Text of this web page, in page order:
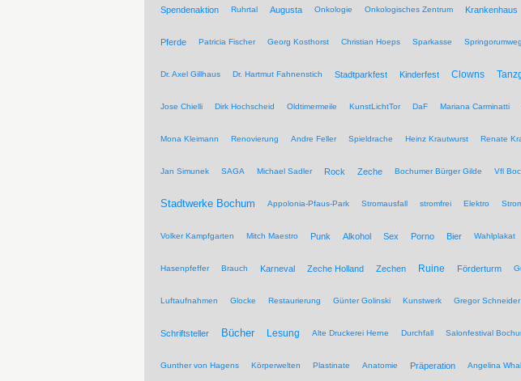
Spendenaktion Ruhrtal Augusta Onkologie Onkologisches Zentrum Krankenhaus
Pferde Patricia Fischer Georg Kosthorst Christian Hoeps Sparkasse Springorumweg
Dr. Axel Gillhaus Dr. Hartmut Fahnenstich Stadtparkfest Kinderfest Clowns
Jose Chielli Dirk Hochscheid Oldtimermeile KunstLichtTor DaF Mariana Carminatti
Mona Kleimann Renovierung Andre Feller Spieldrache Heinz Krautwurst Renate
Jan Simunek SAGA Michael Sadler Rock Zeche Bochumer Bürger Gilde Vfl
Stadtwerke Bochum Appolonia-Pfaus-Park Stromausfall stromfrei Elektro
Volker Kampfgarten Mitch Maestro Punk Alkohol Sex Porno Bier Wahlplakat
Hasenpfeffer Brauch Karneval Zeche Holland Zechen Ruine Förderturm
Luftaufnahmen Glocke Restaurierung Günter Golinski Kunstwerk Gregor Schneider
Schriftsteller Bücher Lesung Alte Druckerei Herne Durchfall Salonfestival
Gunther von Hagens Körperwelten Plastinate Anatomie Präperation Angelina